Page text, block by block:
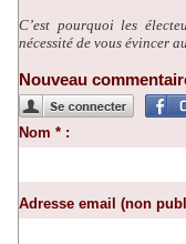
C’est pourquoi les
nécessité de vous évincer
Nouveau
Nom * :
Adresse email (non